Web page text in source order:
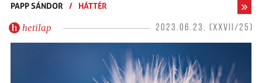
PAPP SÁNDOR
/ HÁTTÉR
hetilap 2023.06.23. (XXVII/25)